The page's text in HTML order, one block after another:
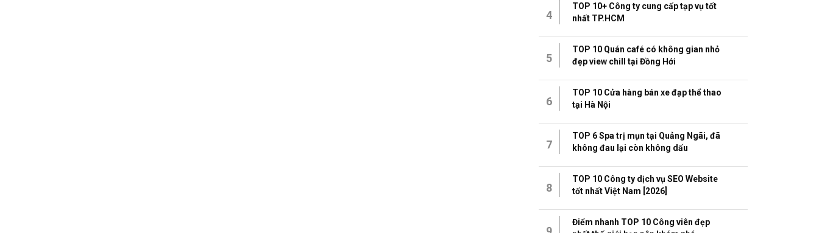
4
TOP 10+ Công ty cung cấp tạp vụ tốt
nhất TP.HCM
5
TOP 10 Quán café có không gian nhỏ
đẹp view chill tại Đồng Hới
6
TOP 10 Cửa hàng bán xe đạp thể thao
tại Hà Nội
7
TOP 6 Spa trị mụn tại Quảng Ngãi, đã
không đau lại còn không dấu
8
TOP 10 Công ty dịch vụ SEO Website
tốt nhất Việt Nam [2026]
Điểm nhanh TOP 10 Công viên đẹp